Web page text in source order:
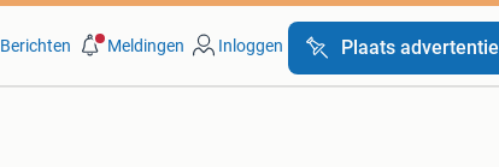
Berichten Meldingen Inloggen Plaats advertentie